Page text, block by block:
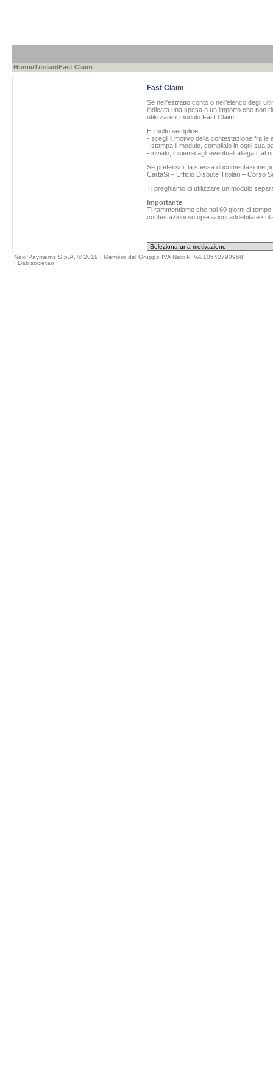
Home/Titolari/Fast Claim
Fast Claim
Se nell'estratto conto o nell’elenco degli
indicata una spesa o un importo che non
utilizzare il modulo Fast Claim.
E’ molto semplice:
- scegli il motivo della contestazione fra le
- stampa il modulo, compilalo in ogni sua
- invialo, insieme agli eventuali allegati, al
Se preferisci, la stessa documentazione
CartaSi – Ufficio Dispute Titolari – Corso
Ti preghiamo di utilizzare un modulo
Importante
Ti rammentiamo che hai 60 giorni di
contestazioni su operazioni addebitate
Nexi Payments S.p.A. © 2019 | Membro del Gruppo IVA Nexi P.IVA 10542790968
| Dati societari